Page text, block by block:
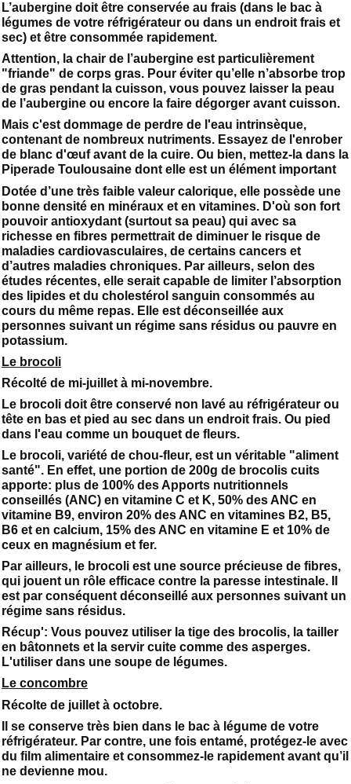
L’aubergine doit être conservée au frais (dans le bac à
légumes de votre réfrigérateur ou dans un endroit frais et
sec) et être consommée rapidement.
Attention, la chair de l’aubergine est particulièrement
"friande" de corps gras. Pour éviter qu’elle n’absorbe trop
de gras pendant la cuisson, vous pouvez laisser la peau
de l’aubergine ou encore la faire dégorger avant cuisson.
Mais c'est dommage de perdre de l'eau intrinsèque,
contenant de nombreux nutriments. Essayez de l'enrober
de blanc d'œuf avant de la cuire. Ou bien, mettez-la dans la
Piperade Toulousaine dont elle est un élément important
Dotée d’une très faible valeur calorique, elle possède une
bonne densité en minéraux et en vitamines. D'où son fort
pouvoir antioxydant (surtout sa peau) qui avec sa
richesse en fibres permettrait de diminuer le risque de
maladies cardiovasculaires, de certains cancers et
d’autres maladies chroniques. Par ailleurs, selon des
études récentes, elle serait capable de limiter l’absorption
des lipides et du cholestérol sanguin consommés au
cours du même repas. Elle est déconseillée aux
personnes suivant un régime sans résidus ou pauvre en
potassium.
Le brocoli
Récolté de mi-juillet à mi-novembre.
Le brocoli doit être conservé non lavé au réfrigérateur ou
tête en bas et pied au sec dans un endroit frais. Ou pied
dans l'eau comme un bouquet de fleurs.
Le brocoli, variété de chou-fleur, est un véritable "aliment
santé". En effet, une portion de 200g de brocolis cuits
apporte: plus de 100% des Apports nutritionnels
conseillés (ANC) en vitamine C et K, 50% des ANC en
vitamine B9, environ 20% des ANC en vitamines B2, B5,
B6 et en calcium, 15% des ANC en vitamine E et 10% de
ceux en magnésium et fer.
Par ailleurs, le brocoli est une source précieuse de fibres,
qui jouent un rôle efficace contre la paresse intestinale. Il
est par conséquent déconseillé aux personnes suivant un
régime sans résidus.
Récup': Vous pouvez utiliser la tige des brocolis, la tailler
en bâtonnets et la servir cuite comme des asperges.
L'utiliser dans une soupe de légumes.
Le concombre
Récolte de juillet à octobre.
Il se conserve très bien dans le bac à légume de votre
réfrigérateur. Par contre, une fois entamé, protégez-le avec
du film alimentaire et consommez-le rapidement avant qu’il
ne devienne mou.